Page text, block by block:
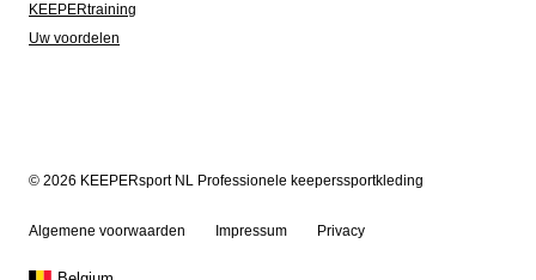
KEEPERtraining
Uw voordelen
© 2026 KEEPERsport NL Professionele keeperssportkleding
Algemene voorwaarden Impressum Privacy